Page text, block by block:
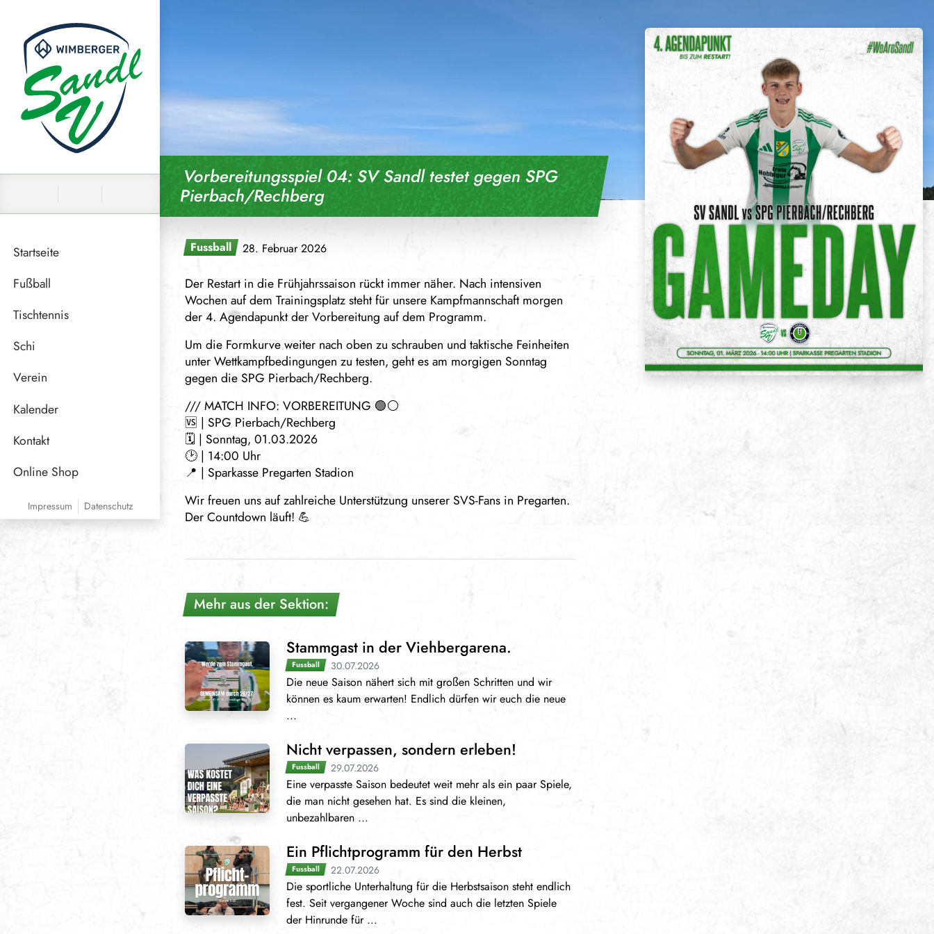
Startseite
Fußball
News
Tischtennis
Schi
Verein
Funktionäre
Kalender
Kontakt
Online Shop
Impressum Datenschutz
Vorbereitungsspiel 04: SV Sandl testet gegen SPG
Pierbach/Rechberg
Fussball 28. Februar 2026
Der Restart in die Frühjahrssaison rückt immer näher. Nach intensiven
Wochen auf dem Trainingsplatz steht für unsere Kampfmannschaft morgen
der 4. Agendapunkt der Vorbereitung auf dem Programm.
Um die Formkurve weiter nach oben zu schrauben und taktische Feinheiten
unter Wettkampfbedingungen zu testen, geht es am morgigen Sonntag
gegen die SPG Pierbach/Rechberg.
/// MATCH INFO: VORBEREITUNG 🟢⚪️
🆚 | SPG Pierbach/Rechberg
🗓️ | Sonntag, 01.03.2026
🕑 | 14:00 Uhr
📍 | Sparkasse Pregarten Stadion
Wir freuen uns auf zahlreiche Unterstützung unserer SVS-Fans in Pregarten.
Der Countdown läuft! 💪
Mehr aus der Sektion:
Stammgast in der Viehbergarena.
Fussball 30.07.2026
Die neue Saison nähert sich mit großen Schritten und wir
können es kaum erwarten! Endlich dürfen wir euch die neue
...
Nicht verpassen, sondern erleben!
Fussball 29.07.2026
Eine verpasste Saison bedeutet weit mehr als ein paar Spiele,
die man nicht gesehen hat. Es sind die kleinen,
unbezahlbaren ...
Ein Pflichtprogramm für den Herbst
Fussball 22.07.2026
Die sportliche Unterhaltung für die Herbstsaison steht endlich
fest. Seit vergangener Woche sind auch die letzten Spiele
der Hinrunde für ...